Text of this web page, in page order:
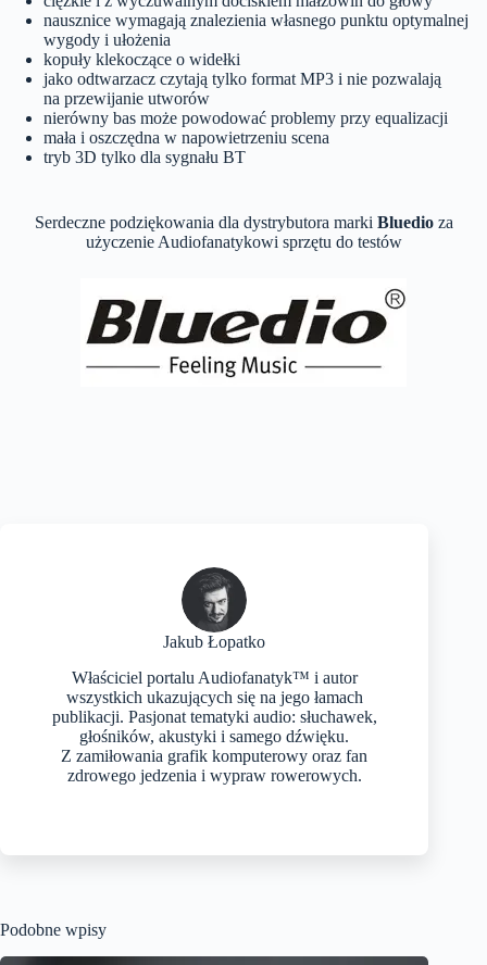
nausznice wymagają znalezienia własnego punktu optymalnej
wygody i ułożenia
kopuły klekoczące o widełki
jako odtwarzacz czytają tylko format MP3 i nie pozwalają
na przewijanie utworów
nierówny bas może powodować problemy przy equalizacji
mała i oszczędna w napowietrzeniu scena
tryb 3D tylko dla sygnału BT
Serdeczne podziękowania dla dystrybutora marki Bluedioza
użyczenie Audiofanatykowi sprzętu do testów
Jakub Łopatko
Właściciel portalu Audiofanatyk™ i autor
wszystkich ukazujących się na jego łamach
publikacji. Pasjonat tematyki audio: słuchawek,
głośników, akustyki i samego dźwięku.
Z zamiłowania grafik komputerowy oraz fan
zdrowego jedzenia i wypraw rowerowych.
Podobne wpisy